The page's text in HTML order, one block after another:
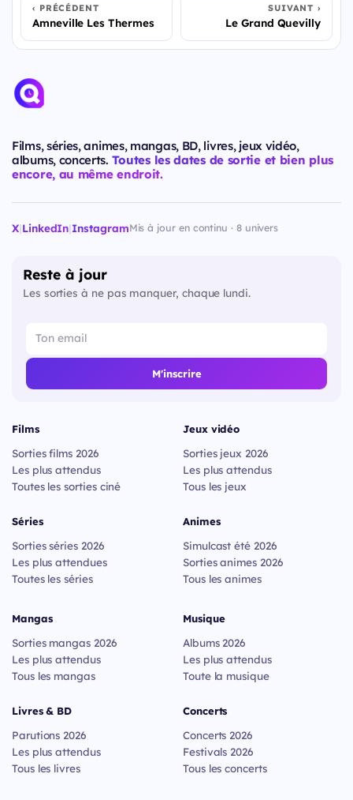
PRÉCÉDENT
Amneville Les Thermes
SUIVANT
Le Grand Quevilly
Films, séries, animes, mangas, BD, livres, jeux vidéo,
albums, concerts. Toutes les dates de sortie et bien plus
encore, au même endroit.
X|LinkedIn|InstagramMis à jour en continu · 8 univers
Reste à jour
Les sorties à ne pas manquer, chaque lundi.
M'inscrire
Films
Sorties films 2026
Les plus attendus
Toutes les sorties ciné
Séries
Sorties séries 2026
Les plus attendues
Toutes les séries
Jeux vidéo
Sorties jeux 2026
Les plus attendus
Tous les jeux
Animes
Simulcast été 2026
Sorties animes 2026
Tous les animes
Mangas
Sorties mangas 2026
Les plus attendus
Tous les mangas
Livres & BD
Parutions 2026
Les plus attendus
Tous les livres
Musique
Albums 2026
Les plus attendus
Toute la musique
Concerts
Concerts 2026
Festivals 2026
Tous les concerts